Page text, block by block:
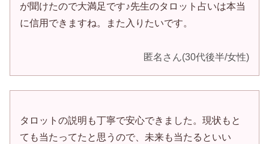
が聞けたので大満足です♪先生のタロット占いは本当
に信用できますね。また入りたいです。
匿名さん(30代後半/女性)
タロットの説明も丁寧で安心できました。現状もと
ても当たってたと思うので、未来も当たるといい